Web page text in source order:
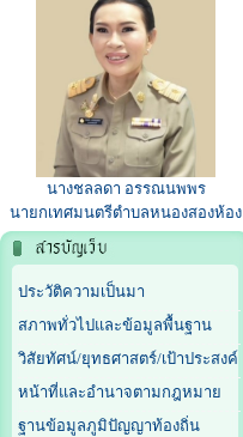
นางชลลดา อรรณนพพร
นายกเทศมนตรีตำบลหนองสองห้อง
ประวัติความเป็นมา
สภาพทั่วไปและข้อมูลพื้นฐาน
วิสัยทัศน์/ยุทธศาสตร์/เป้าประสงค์
หน้าที่และอำนาจตามกฎหมาย
ฐานข้อมูลภูมิปัญญาท้องถิ่น